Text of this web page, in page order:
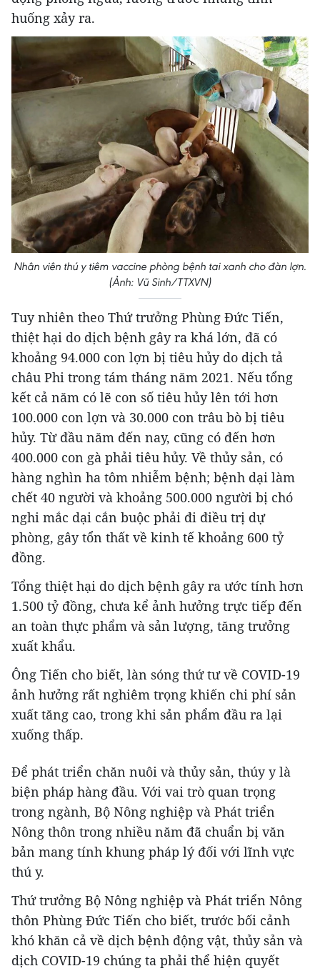
huống xảy ra.
Nhân viên thú y tiêm vaccine phòng bệnh tai xanh cho đàn lợn.
(Ảnh: Vũ Sinh/TTXVN)
Tuy nhiên theo Thứ trưởng Phùng Đức Tiến,
thiệt hại do dịch bệnh gây ra khá lớn, đã có
khoảng 94.000 con lợn bị tiêu hủy do dịch tả
châu Phi trong tám tháng năm 2021. Nếu tổng
kết cả năm có lẽ con số tiêu hủy lên tới hơn
100.000 con lợn và 30.000 con trâu bò bị tiêu
hủy. Từ đầu năm đến nay, cũng có đến hơn
400.000 con gà phải tiêu hủy. Về thủy sản, có
hàng nghìn ha tôm nhiễm bệnh; bệnh dại làm
chết 40 người và khoảng 500.000 người bị chó
nghi mắc dại cắn buộc phải đi điều trị dự
phòng, gây tổn thất về kinh tế khoảng 600 tỷ
đồng.
Tổng thiệt hại do dịch bệnh gây ra ước tính hơn
1.500 tỷ đồng, chưa kể ảnh hưởng trực tiếp đến
an toàn thực phẩm và sản lượng, tăng trưởng
xuất khẩu.
Ông Tiến cho biết, làn sóng thứ tư về COVID-19
ảnh hưởng rất nghiêm trọng khiến chi phí sản
xuất tăng cao, trong khi sản phẩm đầu ra lại
xuống thấp.
Để phát triển chăn nuôi và thủy sản, thúy y là
biện pháp hàng đầu. Với vai trò quan trọng
trong ngành, Bộ Nông nghiệp và Phát triển
Nông thôn trong nhiều năm đã chuẩn bị văn
bản mang tính khung pháp lý đối với lĩnh vực
thú y.
Thứ trưởng Bộ Nông nghiệp và Phát triển Nông
thôn Phùng Đức Tiến cho biết, trước bối cảnh
khó khăn cả về dịch bệnh động vật, thủy sản và
dịch COVID-19 chúng ta phải thể hiện quyết